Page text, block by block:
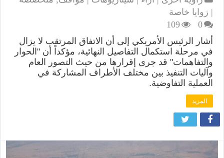
| زوايا خاصة
0
109
أشار الرئيس الأمريكي إلى أن الاتفاق المرتقب لا يزال
في مرحلة استكمال التفاصيل النهائية، مؤكداً أن "الحوار
والتفاهمات" قد جرى إقرارها من حيث التصور العام
وآليات التنفيذ بين مختلف الأطراف المشاركة في
العملية التفاوضية.
المزيد